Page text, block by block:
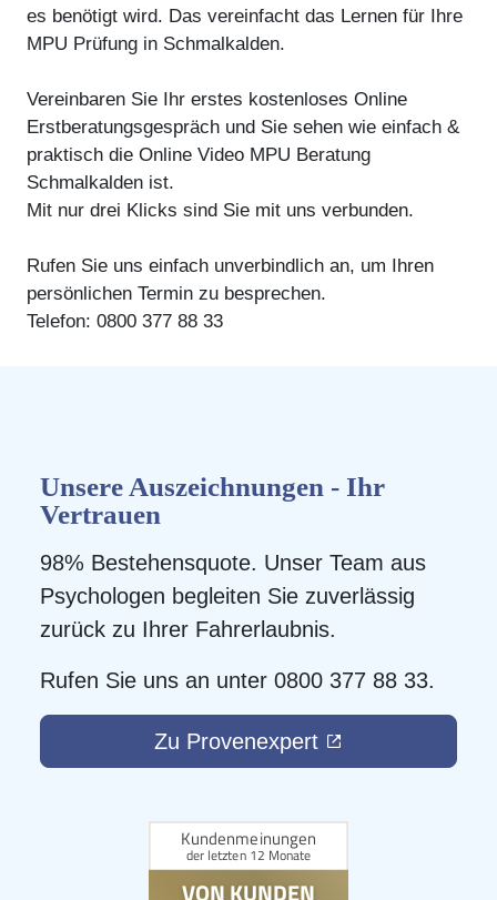
es benötigt wird. Das vereinfacht das Lernen für Ihre
MPU Prüfung in Schmalkalden.
Vereinbaren Sie Ihr erstes kostenloses Online
Erstberatungsgespräch und Sie sehen wie einfach &
praktisch die Online Video MPU Beratung
Schmalkalden ist.
Mit nur drei Klicks sind Sie mit uns verbunden.
Rufen Sie uns einfach unverbindlich an, um Ihren
persönlichen Termin zu besprechen.
Telefon: 0800 377 88 33
Unsere Auszeichnungen - Ihr
Vertrauen
98% Bestehensquote. Unser Team aus
Psychologen begleiten Sie zuverlässig
zurück zu Ihrer Fahrerlaubnis.
Rufen Sie uns an unter 0800 377 88 33.
Zu Provenexpert